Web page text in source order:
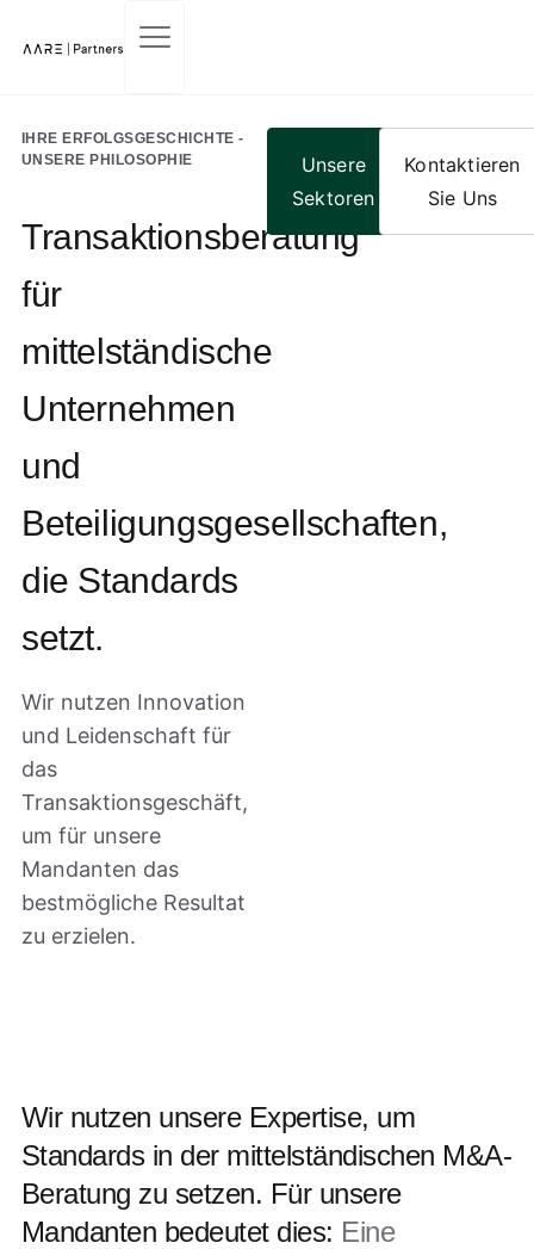
IHRE ERFOLGSGESCHICHTE -
UNSERE PHILOSOPHIE
Transaktionsberatung
für
mittelständische
Unternehmen
und
Beteiligungsgesellschaften,
die Standards
setzt.
Wir nutzen Innovation
und Leidenschaft für
das
Transaktionsgeschäft,
um für unsere
Mandanten das
bestmögliche Resultat
zu erzielen.
Unsere
Sektoren
Kontaktieren
Sie Uns
Wir nutzen unsere Expertise, um
Standards in der mittelständischen M&A-
Beratung zu setzen. Für unsere
Mandanten bedeutet dies: Eine